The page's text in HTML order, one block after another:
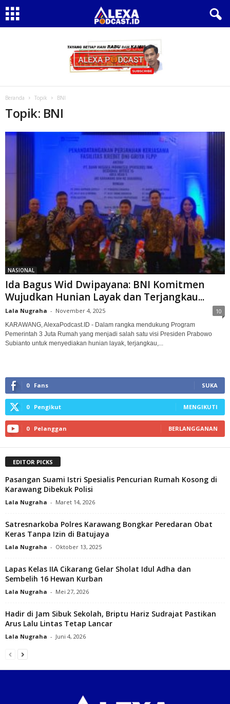
Beranda Topik BNI
Topik: BNI
NASIONAL
‎Ida Bagus Wid Dwipayana: BNI Komitmen
Wujudkan Hunian Layak dan Terjangkau...
Lala Nugraha - November 4, 2025 10
KARAWANG, AlexaPodcast.ID - Dalam rangka mendukung Program
Pemerintah 3 Juta Rumah yang menjadi salah satu visi Presiden Prabowo
Subianto untuk menyediakan hunian layak, terjangkau,...
0 Fans SUKA
0 Pengikut MENGIKUTI
0 Pelanggan BERLANGGANAN
EDITOR PICKS
Pasangan Suami Istri Spesialis Pencurian Rumah Kosong di
Karawang Dibekuk Polisi
Lala Nugraha - Maret 14, 2026
Satresnarkoba Polres Karawang Bongkar Peredaran Obat
Keras Tanpa Izin di Batujaya
Lala Nugraha - Oktober 13, 2025
Lapas Kelas IIA Cikarang Gelar Sholat Idul Adha dan
Sembelih 16 Hewan Kurban
Lala Nugraha - Mei 27, 2026
Hadir di Jam Sibuk Sekolah, Briptu Hariz Sudrajat Pastikan
Arus Lalu Lintas Tetap Lancar
Lala Nugraha - Juni 4, 2026